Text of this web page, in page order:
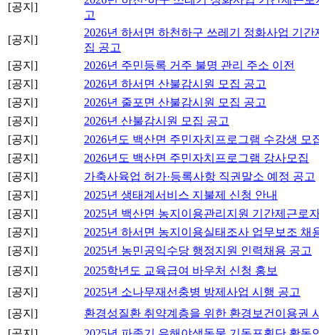
[공지]
고
[공지]
2026년 하서면 하천하구 쓰레기 정화사업 기간
집 공고
[공지]
2026년 주민등록 거주 불명 관리 주소 이전
[공지]
2026년 하서면 산불감시원 모집 공고
[공지]
2026년 줄포면 산불감시원 모집 공고
[공지]
2026년 산불감시원 모집 공고
[공지]
2026년도 백산면 주민자치프로그램 수강생 모
[공지]
2026년도 백산면 주민자치프로그램 강사모집
[공지]
가축사육업 허가·등록사항 직권말소 예정 공고
[공지]
2025년 생태계서비스 지불제 신청 안내
[공지]
2025년 백산면 농지이용관리지원 기간제근로
[공지]
2025년 하서면 농지이용실태조사 업무보조 채
[공지]
2025년 농민공익수당 행정지원 인력채용 공고
[공지]
2025학년도 교육급여 바우처 신청 홍보
[공지]
2025년 소나무재선충병 방제사업 시행 공고
[공지]
환경성질환 취약계층을 위한 환경보건이용권